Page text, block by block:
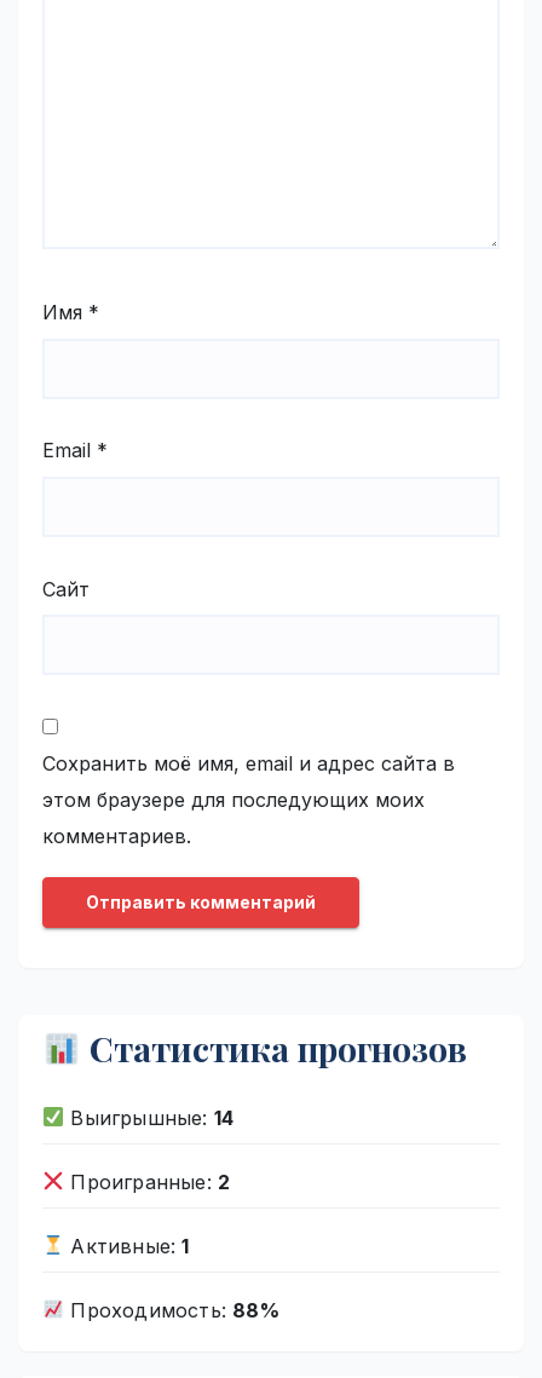
Имя *
Email *
Сайт
Сохранить моё имя, email и адрес сайта в
этом браузере для последующих моих
комментариев.
Статистика прогнозов
Выигрышные: 14
Проигранные: 2
Активные:1
Проходимость: 88%